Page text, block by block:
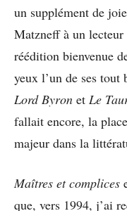
un supplément de
Matzneff à un
réédition bienvenue
yeux l’un de ses tout
Lord Byron et Le
fallait encore, la
majeur dans la
Maîtres et complices
que, vers 1994, j’ai